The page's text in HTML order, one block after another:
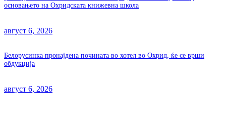
основањето на Охридската книжевна школа
август 6, 2026
Белорусинка пронајдена почината во хотел во Охрид, ќе се врши
обдукција
август 6, 2026